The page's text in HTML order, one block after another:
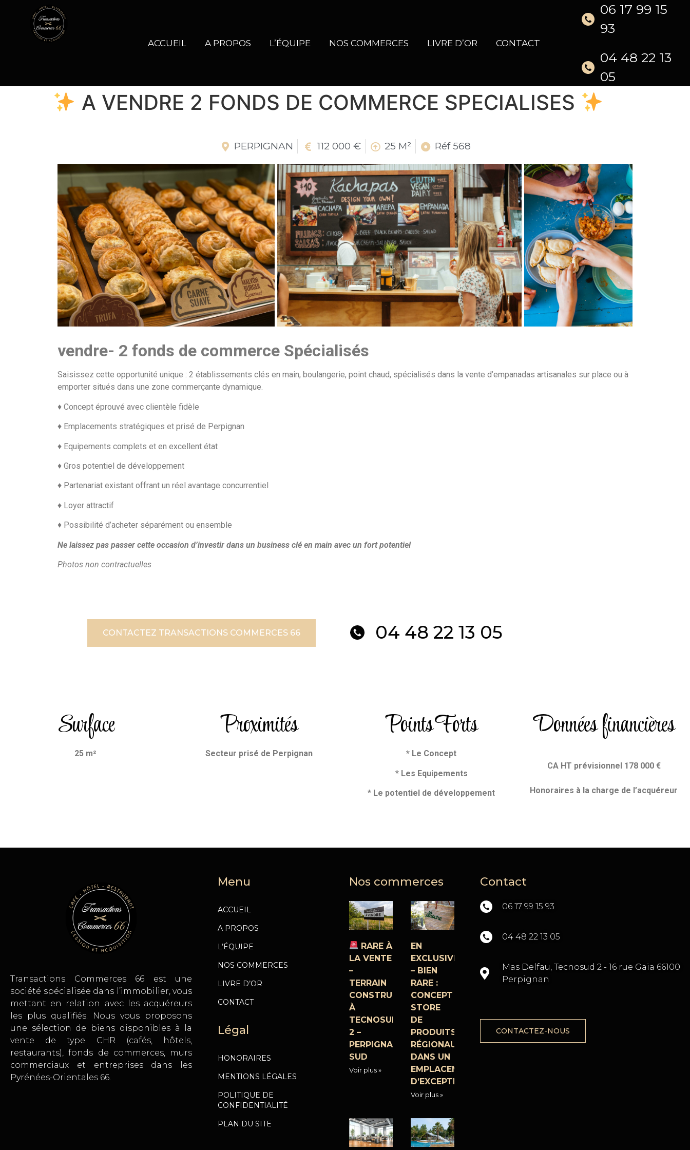
ACCUEIL A PROPOS L’ÉQUIPE NOS COMMERCES LIVRE D’OR CONTACT
06 17 99 15
93
04 48 22 13
05
A VENDRE 2 FONDS DE COMMERCE SPECIALISES
PERPIGNAN 112 000 € 25 M² Réf 568
vendre- 2 fonds de commerce Spécialisés
Saisissez cette opportunité unique : 2 établissements clés en main, boulangerie, point chaud, spécialisés dans la vente d’empanadas artisanales sur place ou à
emporter situés dans une zone commerçante dynamique.
♦ Concept éprouvé avec clientèle fidèle
♦ Emplacements stratégiques et prisé de Perpignan
♦ Equipements complets et en excellent état
♦ Gros potentiel de développement
♦ Partenariat existant offrant un réel avantage concurrentiel
♦ Loyer attractif
♦ Possibilité d’acheter séparément ou ensemble
Ne laissez pas passer cette occasion d’investir dans un business clé en main avec un fort potentiel
Photos non contractuelles
CONTACTEZ TRANSACTIONS COMMERCES 66 04 48 22 13 05
Surface
25 m²
Proximités
Secteur prisé de Perpignan
Points Forts
* Le Concept
*Les Equipements
* Le potentiel de développement
Données financières
CA HT prévisionnel 178 000€
Honoraires à la charge de l’acquéreur
Transactions Commerces 66 est une
société spécialisée dans l’immobilier, vous
mettant en relation avec les acquéreurs
les plus qualifiés. Nous vous proposons
une sélection de biens disponibles à la
vente de type CHR (cafés, hôtels,
restaurants), fonds de commerces, murs
commerciaux et entreprises dans les
Pyrénées-Orientales 66.
Menu
ACCUEIL
A PROPOS
L’ÉQUIPE
NOS COMMERCES
LIVRE D’OR
CONTACT
Légal
HONORAIRES
MENTIONS LÉGALES
POLITIQUE DE
CONFIDENTIALITÉ
PLAN DU SITE
Nos commerces
RARE À
LA VENTE
–
TERRAIN
CONSTRUCTIBLE
À
TECNOSUD
2 –
PERPIGNAN
SUD
Voir plus »
EN
EXCLUSIVITÉ
– BIEN
RARE :
CONCEPT
STORE
DE
PRODUITS
RÉGIONAUX
DANS UN
EMPLACEMENT
D’EXCEPTION
Voir plus »
Contact
06 17 99 15 93
04 48 22 13 05
Mas Delfau, Tecnosud 2 - 16 rue Gaïa 66100
Perpignan
CONTACTEZ-NOUS